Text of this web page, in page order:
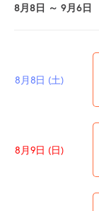
8月8日 ～ 9月6日
8月8日 (土)
8月9日 (日)